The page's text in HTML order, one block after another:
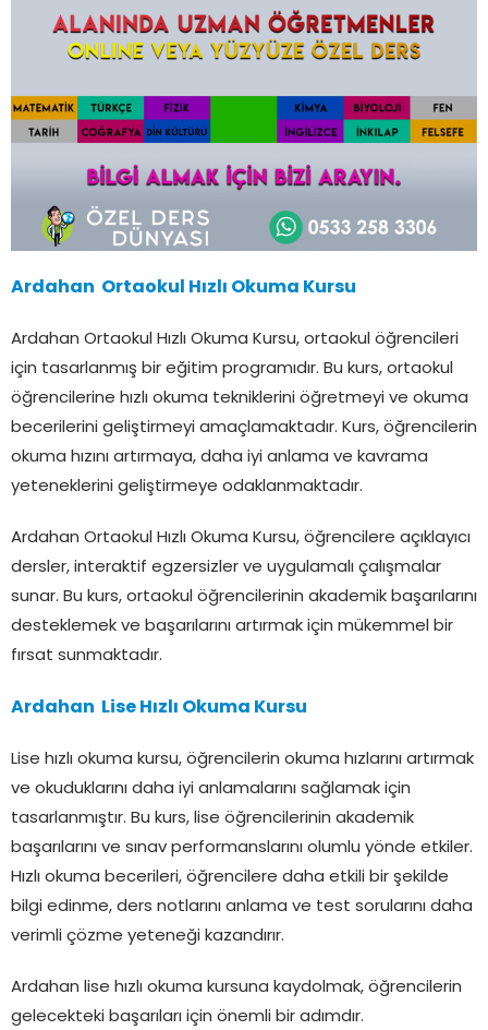
Ardahan Ortaokul Hızlı Okuma Kursu
Ardahan Ortaokul Hızlı Okuma Kursu, ortaokul öğrencileri
için tasarlanmış bir eğitim programıdır. Bu kurs, ortaokul
öğrencilerine hızlı okuma tekniklerini öğretmeyi ve okuma
becerilerini geliştirmeyi amaçlamaktadır. Kurs, öğrencilerin
okuma hızını artırmaya, daha iyi anlama ve kavrama
yeteneklerini geliştirmeye odaklanmaktadır.
Ardahan Ortaokul Hızlı Okuma Kursu, öğrencilere açıklayıcı
dersler, interaktif egzersizler ve uygulamalı çalışmalar
sunar. Bu kurs, ortaokul öğrencilerinin akademik başarılarını
desteklemek ve başarılarını artırmak için mükemmel bir
fırsat sunmaktadır.
Ardahan Lise Hızlı Okuma Kursu
Lise hızlı okuma kursu, öğrencilerin okuma hızlarını artırmak
ve okuduklarını daha iyi anlamalarını sağlamak için
tasarlanmıştır. Bu kurs, lise öğrencilerinin akademik
başarılarını ve sınav performanslarını olumlu yönde etkiler.
Hızlı okuma becerileri, öğrencilere daha etkili bir şekilde
bilgi edinme, ders notlarını anlama ve test sorularını daha
verimli çözme yeteneği kazandırır.
Ardahan lise hızlı okuma kursuna kaydolmak, öğrencilerin
gelecekteki başarıları için önemli bir adımdır.